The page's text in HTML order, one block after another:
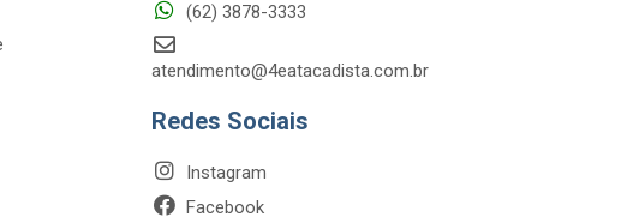
(62) 3878-3333
atendimento@4eatacadista.com.br
Redes Sociais
Instagram
Facebook